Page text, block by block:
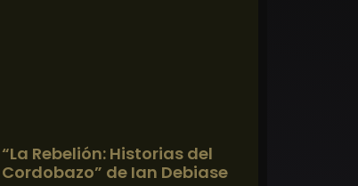
“La Rebelión: Historias del
Cordobazo” de Ian Debiase